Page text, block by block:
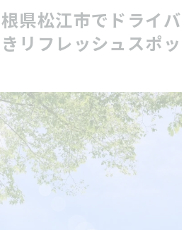
フレッシュできるキャンプ場
イバーが癒される絶景と温泉
を鑑賞するおすすめスポット
温泉施設を巡る旅
フェでのんびりする楽しみ
！宍道湖のフォトジェニック
県松江市でドライバ
リフレッシュスポッ